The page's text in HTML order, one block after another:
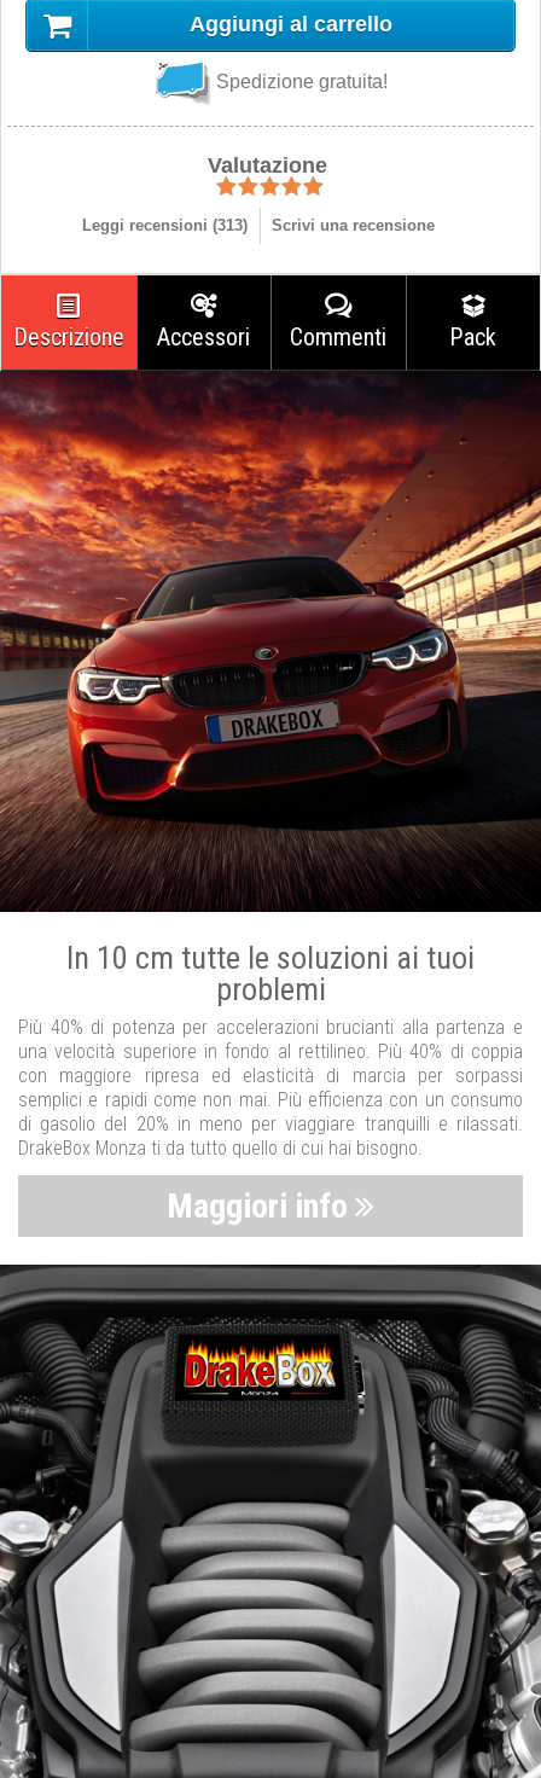
Aggiungi al carrello
Spedizione gratuita!
Valutazione
Leggi recensioni (313) Scrivi una recensione
Descrizione Accessori Commenti Pack
In 10 cm tutte le soluzioni ai tuoi
problemi
Più 40% di potenza per accelerazioni brucianti alla partenza e
una velocità superiore in fondo al rettilineo. Più 40% di coppia
con maggiore ripresa ed elasticità di marcia per sorpassi
semplici e rapidi come non mai. Più efficienza con un consumo
di gasolio del 20% in meno per viaggiare tranquilli e rilassati.
DrakeBox Monza ti da tutto quello di cui hai bisogno.
Maggiori info